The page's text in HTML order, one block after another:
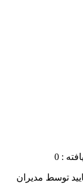
: 0
توسط مدیران